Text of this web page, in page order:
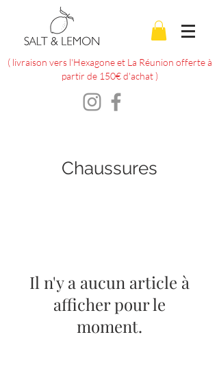
( livraison vers l'Hexagone et La Réunion offerte à
partir de 150€ d'achat )
Chaussures
Il n'y a aucun article à
afficher pour le
moment.